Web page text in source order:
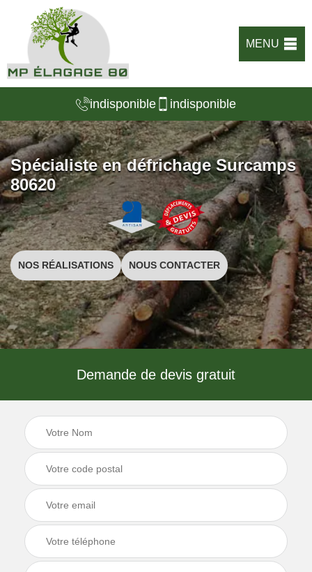
MENU
indisponible indisponible
Spécialiste en défrichage Surcamps
80620
NOS RÉALISATIONS NOUS CONTACTER
Demande de devis gratuit